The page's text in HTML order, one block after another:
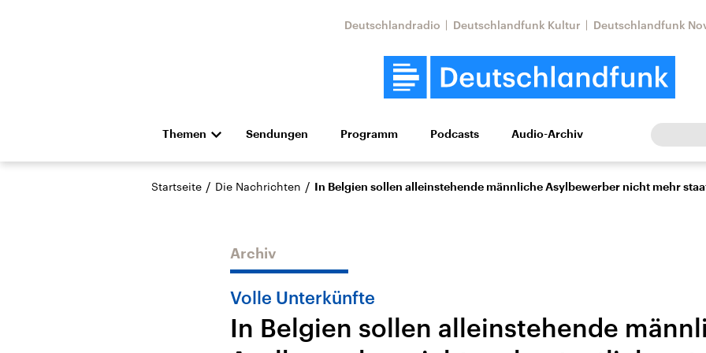
Deutschlandradio Deutschlandfunk Kultur Deutschlandfunk
Themen
Die Nachrichten Politik Wirtschaft Wissen Kultur Europa
Hörspiel und Feature Musik
Landtagswahl Sachsen-
USA
Nahostkonflikt
Iran
Sendungen Programm Podcasts Audio-Archiv
Startseite / Die Nachrichten / In Belgien sollen alleinstehende männliche Asylbewerber nicht mehr
Archiv
Volle Unterkünfte
In Belgien sollen alleinstehende